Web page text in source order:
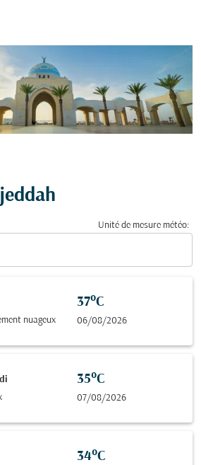
Unité de mesure météo:
nuageux
37°C
06/08/2026
35°C
07/08/2026
34°C